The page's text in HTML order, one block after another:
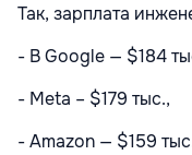
Так, зарплата
- В Google — $184
- Meta – $179 тыс.,
- Amazon — $159